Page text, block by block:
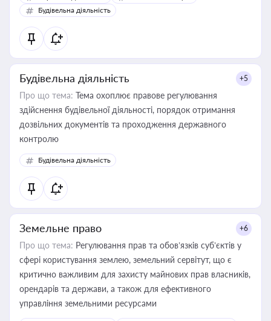
бухгалтера під час оподаткування, приватизації, оренди
державного майна, корпоративних угод і перевірки
статусу суб'єктів оціночної діяльності
Будівельна діяльність
Будівельна діяльність +5
Про що тема: Тема охоплює правове регулювання
здійснення будівельної діяльності, порядок отримання
дозвільних документів та проходження державного
контролю
Будівельна діяльність
Земельне право +6
Про що тема: Регулювання прав та обов’язків суб’єктів у
сфері користування землею, земельний сервітут, що є
критично важливим для захисту майнових прав власників,
орендарів та держави, а також для ефективного
управління земельними ресурсами